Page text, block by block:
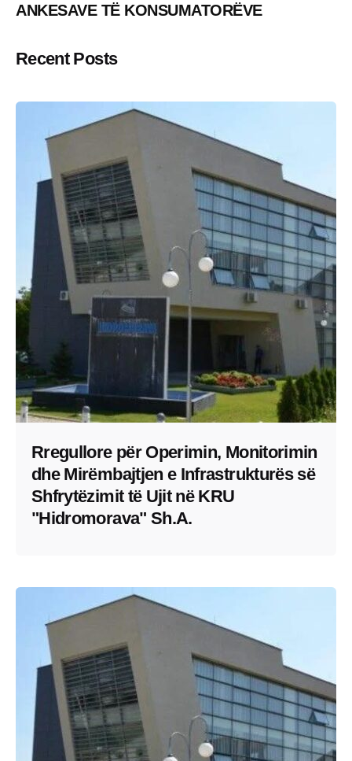
ANKESAVE TË KONSUMATORËVE
Recent Posts
Rregullore për Operimin, Monitorimin
dhe Mirëmbajtjen e Infrastrukturës së
Shfrytëzimit të Ujit në KRU
"Hidromorava" Sh.A.